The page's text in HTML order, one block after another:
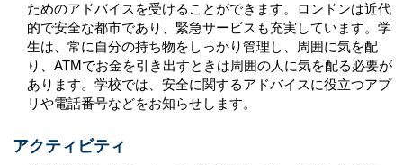
ためのアドバイスを受けることができます。ロンドンは近代
的で安全な都市であり、緊急サービスも充実しています。学
生は、常に自分の持ち物をしっかり管理し、周囲に気を配
り、ATMでお金を引き出すときは周囲の人に気を配る必要が
あります。学校では、安全に関するアドバイスに役立つアプ
リや電話番号などをお知らせします。
アクティビティ